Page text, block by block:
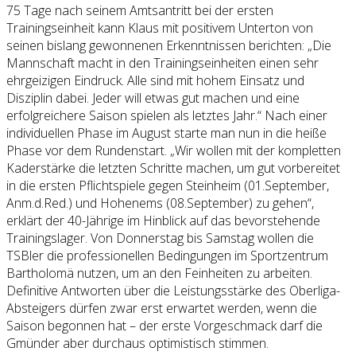
75 Tage nach seinem Amtsantritt bei der ersten
Trainingseinheit kann Klaus mit positivem Unterton von
seinen bislang gewonnenen Erkenntnissen berichten: „Die
Mannschaft macht in den Trainingseinheiten einen sehr
ehrgeizigen Eindruck. Alle sind mit hohem Einsatz und
Disziplin dabei. Jeder will etwas gut machen und eine
erfolgreichere Saison spielen als letztes Jahr.“ Nach einer
individuellen Phase im August starte man nun in die heiße
Phase vor dem Rundenstart. „Wir wollen mit der kompletten
Kaderstärke die letzten Schritte machen, um gut vorbereitet
in die ersten Pflichtspiele gegen Steinheim (01.September,
Anm.d.Red.) und Hohenems (08.September) zu gehen“,
erklärt der 40-Jährige im Hinblick auf das bevorstehende
Trainingslager. Von Donnerstag bis Samstag wollen die
TSBler die professionellen Bedingungen im Sportzentrum
Bartholomä nutzen, um an den Feinheiten zu arbeiten.
Definitive Antworten über die Leistungsstärke des Oberliga-
Absteigers dürfen zwar erst erwartet werden, wenn die
Saison begonnen hat – der erste Vorgeschmack darf die
Gmünder aber durchaus optimistisch stimmen.